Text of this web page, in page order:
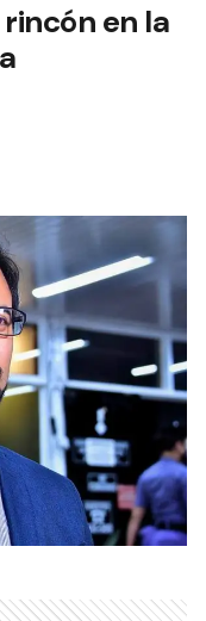
rincón en la